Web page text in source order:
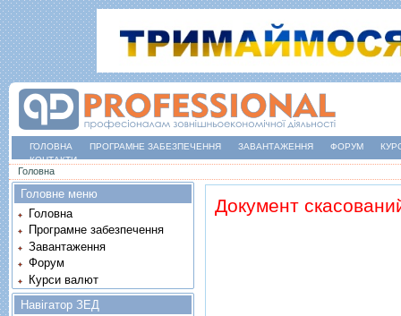
ГОЛОВНА ПРОГРАМНЕ ЗАБЕЗПЕЧЕННЯ ЗАВАНТАЖЕННЯ ФОРУМ
КОНТАКТИ
Ви є тут
Головна
Документ
Головне меню
Головна
Програмне забезпечення
Завантаження
Форум
Курси валют
Навігатор ЗЕД